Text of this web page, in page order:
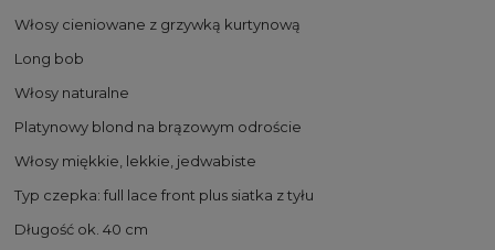
Włosy cieniowane z grzywką kurtynową
Long bob
Włosy naturalne
Platynowy blond na brązowym odroście
Włosy miękkie, lekkie, jedwabiste
Typ czepka: full lace front plus siatka z tyłu
Długość ok. 40 cm